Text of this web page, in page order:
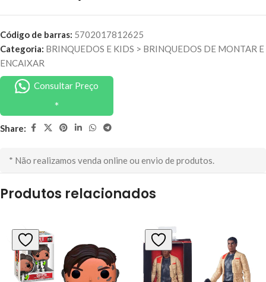
Código de barras: 5702017812625
Categoria: BRINQUEDOS E KIDS > BRINQUEDOS DE MONTAR E
ENCAIXAR
Consultar Preço
Share:
* Não realizamos venda online ou envio de produtos.
Produtos relacionados